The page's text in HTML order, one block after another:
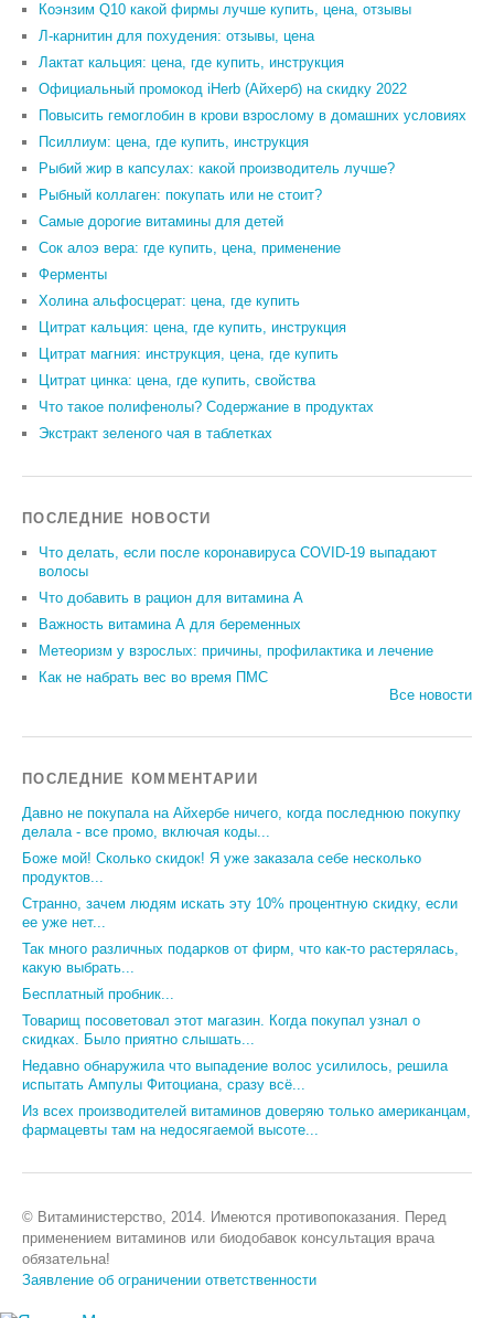
Коэнзим Q10 какой фирмы лучше купить, цена, отзывы
Л-карнитин для похудения: отзывы, цена
Лактат кальция: цена, где купить, инструкция
Официальный промокод iHerb (Айхерб) на скидку 2022
Повысить гемоглобин в крови взрослому в домашних условиях
Псиллиум: цена, где купить, инструкция
Рыбий жир в капсулах: какой производитель лучше?
Рыбный коллаген: покупать или не стоит?
Самые дорогие витамины для детей
Сок алоэ вера: где купить, цена, применение
Ферменты
Холина альфосцерат: цена, где купить
Цитрат кальция: цена, где купить, инструкция
Цитрат магния: инструкция, цена, где купить
Цитрат цинка: цена, где купить, свойства
Что такое полифенолы? Содержание в продуктах
Экстракт зеленого чая в таблетках
ПОСЛЕДНИЕ НОВОСТИ
Что делать, если после коронавируса COVID-19 выпадают
волосы
Что добавить в рацион для витамина А
Важность витамина А для беременных
Метеоризм у взрослых: причины, профилактика и лечение
Как не набрать вес во время ПМС
Все новости
ПОСЛЕДНИЕ КОММЕНТАРИИ
Давно не покупала на Айхербе ничего, когда последнюю покупку
делала - все промо, включая коды...
Боже мой! Сколько скидок! Я уже заказала себе несколько
продуктов...
Странно, зачем людям искать эту 10% процентную скидку, если
ее уже нет...
Так много различных подарков от фирм, что как-то растерялась,
какую выбрать...
Бесплатный пробник...
Товарищ посоветовал этот магазин. Когда покупал узнал о
скидках. Было приятно слышать...
Недавно обнаружила что выпадение волос усилилось, решила
испытать Ампулы Фитоциана, сразу всё...
Из всех производителей витаминов доверяю только американцам,
фармацевты там на недосягаемой высоте...
© Витаминистерство, 2014. Имеются противопоказания. Перед
применением витаминов или биодобавок консультация врача
обязательна!
Заявление об ограничении ответственности